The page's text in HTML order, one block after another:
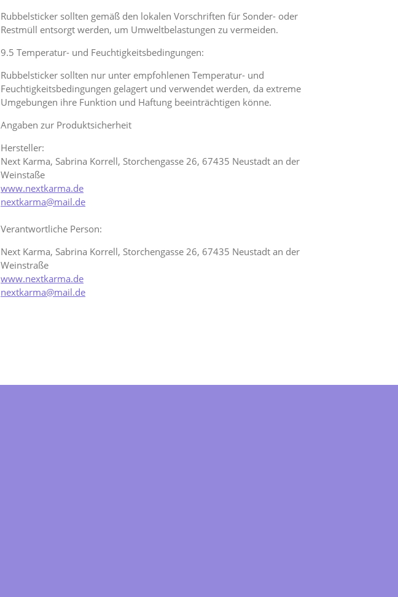
Rubbelsticker sollten gemäß den lokalen Vorschriften für Sonder- oder
Restmüll entsorgt werden, um Umweltbelastungen zu vermeiden.
9.5 Temperatur- und Feuchtigkeitsbedingungen:
Rubbelsticker sollten nur unter empfohlenen Temperatur- und
Feuchtigkeitsbedingungen gelagert und verwendet werden, da extreme
Umgebungen ihre Funktion und Haftung beeinträchtigen könne.
Angaben zur Produktsicherheit
Hersteller:
Next Karma, Sabrina Korrell, Storchengasse 26, 67435 Neustadt an der
Weinstaße
www.nextkarma.de
nextkarma@mail.de
Verantwortliche Person:
Next Karma, Sabrina Korrell, Storchengasse 26, 67435 Neustadt an der
Weinstraße
www.nextkarma.de
nextkarma@mail.de